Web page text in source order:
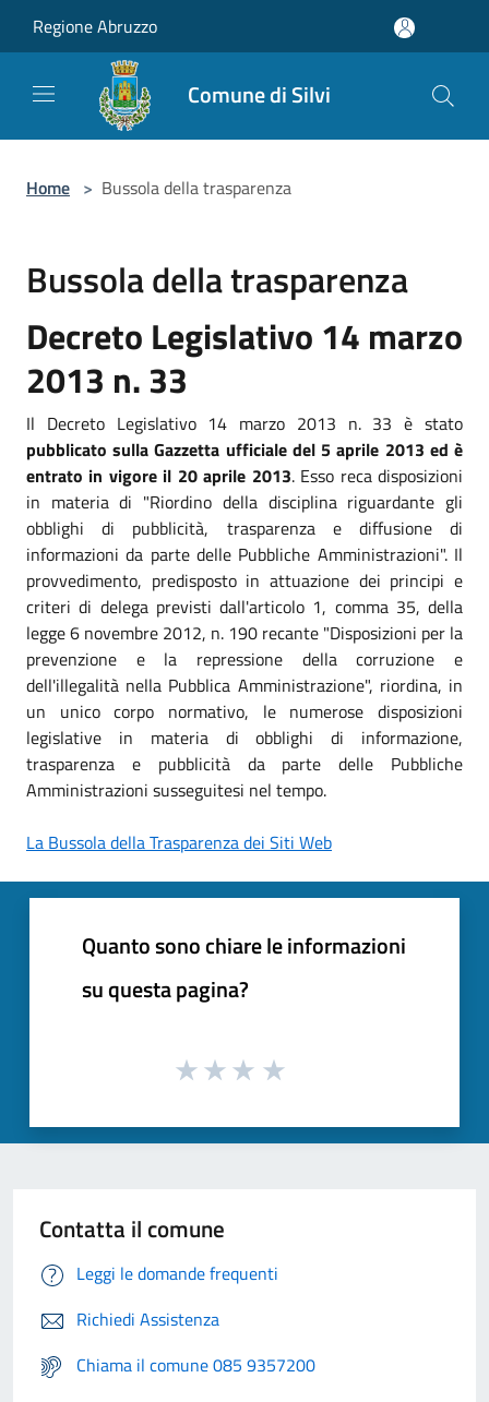
Regione Abruzzo
Comune di Silvi
Home > Bussola della trasparenza
Bussola della trasparenza
Decreto Legislativo 14 marzo
2013 n. 33
Il Decreto Legislativo 14 marzo 2013 n. 33 è stato
pubblicato sulla Gazzetta ufficiale del 5 aprile 2013 ed è
entrato in vigore il 20 aprile 2013. Esso reca disposizioni
in materia di "Riordino della disciplina riguardante gli
obblighi di pubblicità, trasparenza e diffusione di
informazioni da parte delle Pubbliche Amministrazioni". Il
provvedimento, predisposto in attuazione dei principi e
criteri di delega previsti dall'articolo 1, comma 35, della
legge 6 novembre 2012, n. 190 recante "Disposizioni per la
prevenzione e la repressione della corruzione e
dell'illegalità nella Pubblica Amministrazione", riordina, in
un unico corpo normativo, le numerose disposizioni
legislative in materia di obblighi di informazione,
trasparenza e pubblicità da parte delle Pubbliche
Amministrazioni susseguitesi nel tempo.
La Bussola della Trasparenza dei Siti Web
Quanto sono chiare le informazioni
su questa pagina?
Contatta il comune
Leggi le domande frequenti
Richiedi Assistenza
Chiama il comune 085 9357200